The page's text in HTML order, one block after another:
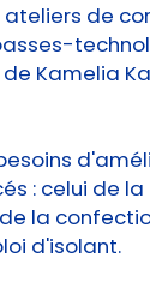
ateliers de
Kamelia
: celui de
la
d'isolant.